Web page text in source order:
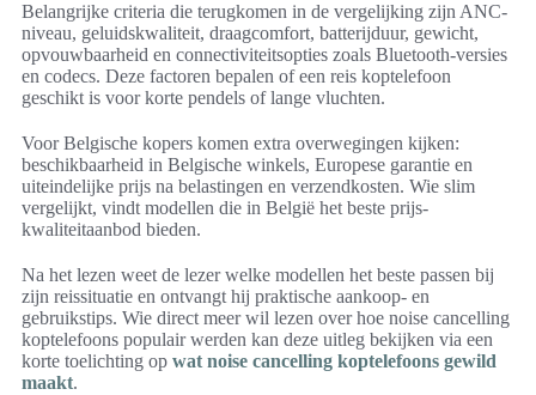
Belangrijke criteria die terugkomen in de vergelijking zijn ANC-
niveau, geluidskwaliteit, draagcomfort, batterijduur, gewicht,
opvouwbaarheid en connectiviteitsopties zoals Bluetooth-versies
en codecs. Deze factoren bepalen of een reis koptelefoon
geschikt is voor korte pendels of lange vluchten.
Voor Belgische kopers komen extra overwegingen kijken:
beschikbaarheid in Belgische winkels, Europese garantie en
uiteindelijke prijs na belastingen en verzendkosten. Wie slim
vergelijkt, vindt modellen die in België het beste prijs-
kwaliteitaanbod bieden.
Na het lezen weet de lezer welke modellen het beste passen bij
zijn reissituatie en ontvangt hij praktische aankoop- en
gebruikstips. Wie direct meer wil lezen over hoe noise cancelling
koptelefoons populair werden kan deze uitleg bekijken via een
korte toelichting op wat noise cancelling koptelefoons gewild
maakt.